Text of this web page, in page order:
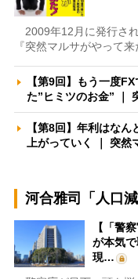
2009年12月に発行さ
『突然マルサがやって
【第9回】もう一度
た”ヒミツのお金” ｜
【第8回】年利はな
上がっていく ｜ 突然
河合雅司「人口
【「警
が本気
現…